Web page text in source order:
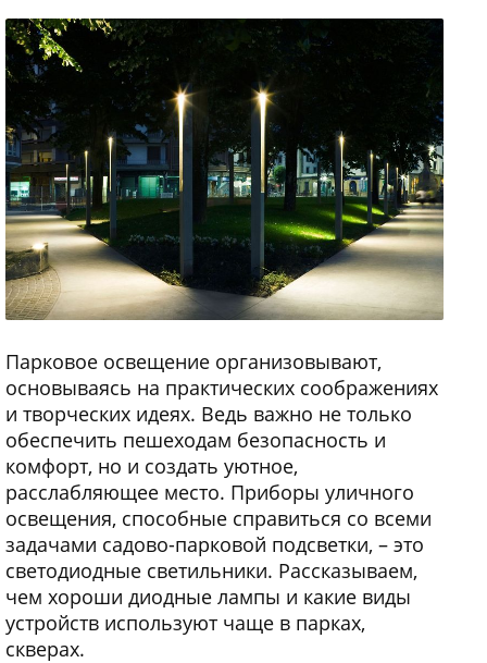
Парковое освещение организовывают,
основываясь на практических соображениях
и творческих идеях. Ведь важно не только
обеспечить пешеходам безопасность и
комфорт, но и создать уютное,
расслабляющее место. Приборы уличного
освещения, способные справиться со всеми
задачами садово-парковой подсветки, – это
светодиодные светильники. Рассказываем,
чем хороши диодные лампы и какие виды
устройств используют чаще в парках,
скверах.